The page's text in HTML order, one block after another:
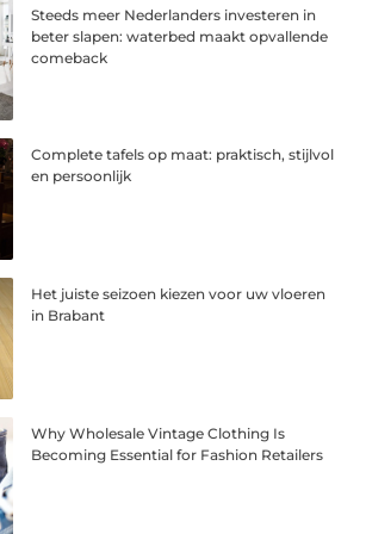
Steeds meer Nederlanders investeren in
beter slapen: waterbed maakt opvallende
comeback
Complete tafels op maat: praktisch, stijlvol
en persoonlijk
Het juiste seizoen kiezen voor uw vloeren
in Brabant
Why Wholesale Vintage Clothing Is
Becoming Essential for Fashion Retailers